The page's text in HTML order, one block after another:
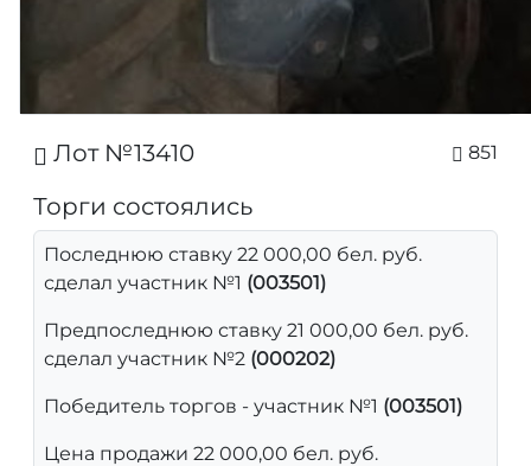
Лот №13410 851
Торги состоялись
Последнюю ставку 22 000,00 бел. руб.
сделал участник №1 (003501)
Предпоследнюю ставку 21 000,00 бел. руб.
сделал участник №2 (000202)
Победитель торгов - участник №1 (003501)
Цена продажи 22 000,00 бел. руб.